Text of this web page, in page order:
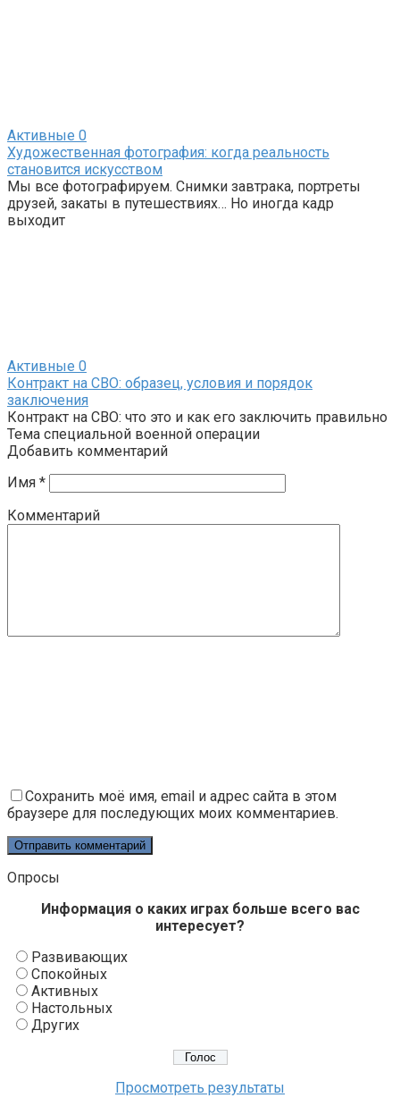
Активные 0
Художественная фотография: когда реальность
становится искусством
Мы все фотографируем. Снимки завтрака, портреты
друзей, закаты в путешествиях… Но иногда кадр
выходит
Активные 0
Контракт на СВО: образец, условия и порядок
заключения
Контракт на СВО: что это и как его заключить правильно
Тема специальной военной операции
Добавить комментарий
Имя *
Комментарий
Сохранить моё имя, email и адрес сайта в этом
браузере для последующих моих комментариев.
Опросы
Информация о каких играх больше всего вас
интересует?
Развивающих
Спокойных
Активных
Настольных
Других
Просмотреть результаты